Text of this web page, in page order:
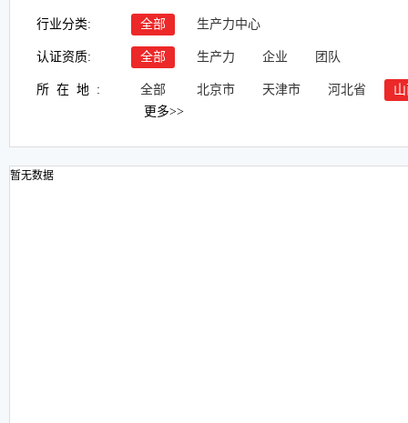
行业分类: 全部 生产力中心
认证资质: 全部 生产力 企业 团队
所在地: 全部 北京市 天津市 河北省
更多>>
暂无数据